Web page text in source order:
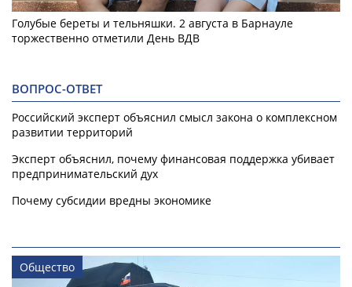
Голубые береты и тельняшки. 2 августа в Барнауле
торжественно отметили День ВДВ
ВОПРОС-ОТВЕТ
Российский эксперт объяснил смысл закона о комплексном
развитии территорий
Эксперт объяснил, почему финансовая поддержка убивает
предпринимательский дух
Почему субсидии вредны экономике
Общество